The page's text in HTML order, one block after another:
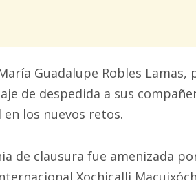
Guadalupe Robles
de despedida a sus
los nuevos retos.
de clausura fue amenizada